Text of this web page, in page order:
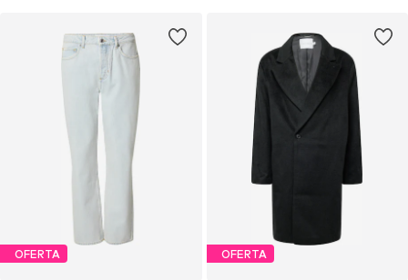
OFERTA OFERTA